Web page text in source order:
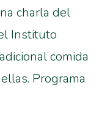
charla del
Instituto
comida
Programa